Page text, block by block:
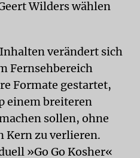
Wilders wählen
verändert sich
Fernsehbereich
Formate gestartet,
einem breiteren
sollen, ohne
Kern zu verlieren.
»Go Go Kosher«